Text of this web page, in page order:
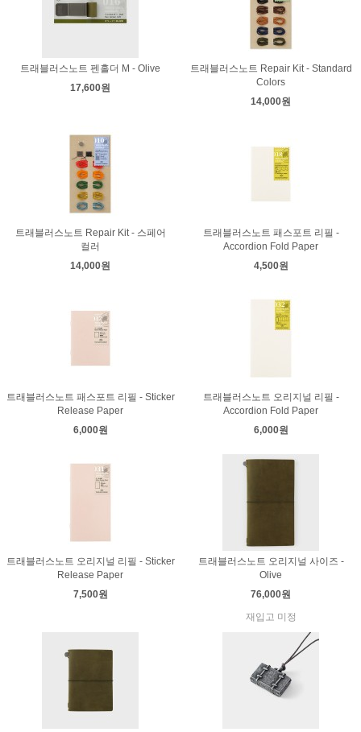
트래블러스노트 펜홀더 M - Olive
17,600원
트래블러스노트 Repair Kit - Standard
Colors
14,000원
트래블러스노트 Repair Kit - 스페어
컬러
14,000원
트래블러스노트 패스포트 리필 -
Accordion Fold Paper
4,500원
트래블러스노트 패스포트 리필 - Sticker
Release Paper
6,000원
트래블러스노트 오리지널 리필 -
Accordion Fold Paper
6,000원
트래블러스노트 오리지널 리필 - Sticker
Release Paper
7,500원
트래블러스노트 오리지널 사이즈 -
Olive
76,000원
재입고 미정